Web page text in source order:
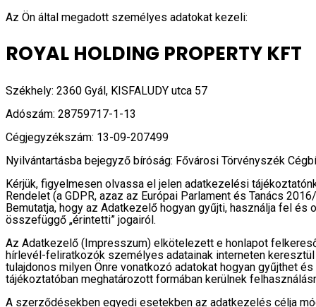
Az Ön által megadott személyes adatokat kezeli:
ROYAL HOLDING PROPERTY KFT
Székhely: 2360 Gyál, KISFALUDY utca 57
Adószám: 28759717-1-13
Cégjegyzékszám: 13-09-207499
Nyilvántartásba bejegyző bíróság: Fővárosi Törvényszék
Kérjük, figyelmesen olvassa el jelen adatkezelési
Rendelet (a GDPR, azaz az Európai Parlament és Tanács
Bemutatja, hogy az Adatkezelő hogyan gyűjti, használja fel
összefüggő „érintetti” jogairól.
Az Adatkezelő (Impresszum) elkötelezett e honlapot
hírlevél-feliratkozók személyes adatainak interneten
tulajdonos milyen Önre vonatkozó adatokat hogyan gyűjthet
tájékoztatóban meghatározott formában kerülnek
A szerződésekben egyedi esetekben az adatkezelés célja